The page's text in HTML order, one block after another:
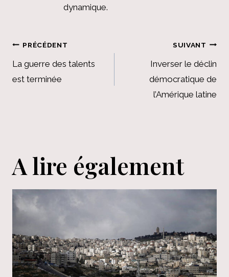
dynamique.
Navigation
de
PRÉCÉDENT
La guerre des talents
est terminée
SUIVANT
Inverser le déclin
démocratique de
l’Amérique latine
A lire également